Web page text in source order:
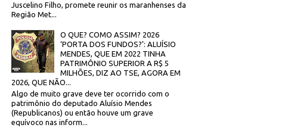
Juscelino Filho, promete reunir os maranhenses da
Região Met...
O QUE? COMO ASSIM? 2026
‘PORTA DOS FUNDOS?’: ALUÍSIO
MENDES, QUE EM 2022 TINHA
PATRIMÔNIO SUPERIOR A R$ 5
MILHÕES, DIZ AO TSE, AGORA EM
2026, QUE NÃO...
Algo de muito grave deve ter ocorrido com o
patrimônio do deputado Aluísio Mendes
(Republicanos) ou então houve um grave
equívoco nas inform...